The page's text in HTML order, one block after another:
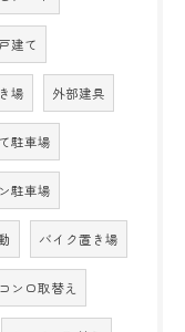
建て
場 外部建具
駐車場
駐車場
バイク置き場
ンロ取替え